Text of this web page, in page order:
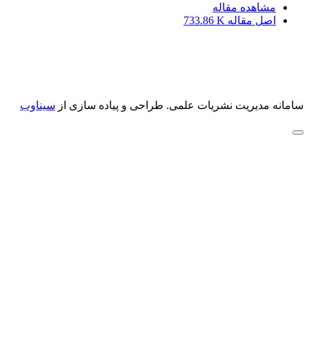
مشاهده مقاله
اصل مقاله 733.86 K
سامانه مدیریت نشریات علمی. طراحی و پیاده سازی از سیناوب